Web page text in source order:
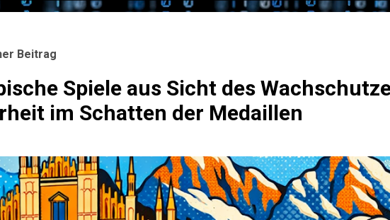
Beitrag
Spiele aus Sicht des
im Schatten der Medaillen